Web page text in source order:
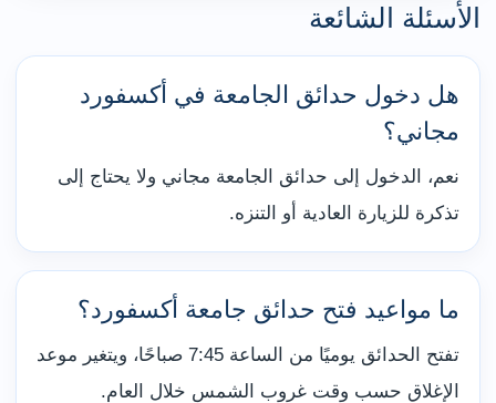
الأسئلة الشائعة
هل دخول حدائق الجامعة في أكسفورد
مجاني؟
نعم، الدخول إلى حدائق الجامعة مجاني ولا يحتاج إلى
تذكرة للزيارة العادية أو التنزه.
ما مواعيد فتح حدائق جامعة أكسفورد؟
تفتح الحدائق يوميًا من الساعة 7:45 صباحًا، ويتغير موعد
الإغلاق حسب وقت غروب الشمس خلال العام.